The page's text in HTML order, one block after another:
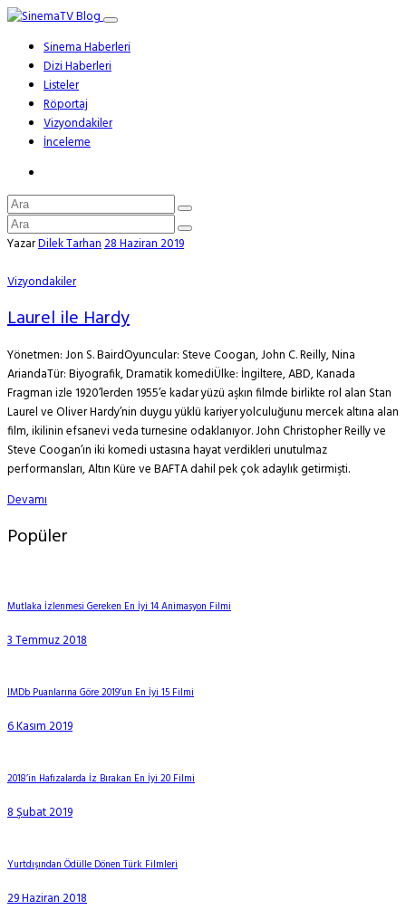
Sinema Haberleri
Dizi Haberleri
Listeler
Röportaj
Vizyondakiler
İnceleme
YazarDilek Tarhan28 Haziran 2019
Vizyondakiler
Laurel ile Hardy
Yönetmen: Jon S. BairdOyuncular: Steve Coogan, John C. Reilly, Nina
AriandaTür: Biyografik, Dramatik komediÜlke: İngiltere, ABD, Kanada
Fragman izle 1920’lerden 1955’e kadar yüzü aşkın filmde birlikte rol alan Stan
Laurel ve Oliver Hardy’nin duygu yüklü kariyer yolculuğunu mercek altına alan
film, ikilinin efsanevi veda turnesine odaklanıyor. John Christopher Reilly ve
Steve Coogan’ın iki komedi ustasına hayat verdikleri unutulmaz
performansları, Altın Küre ve BAFTA dahil pek çok adaylık getirmişti.
Devamı
Popüler
Mutlaka İzlenmesi Gereken En İyi 14 Animasyon Filmi
3 Temmuz 2018
IMDb Puanlarına Göre 2019’un En İyi 15 Filmi
6 Kasım 2019
2018’in Hafızalarda İz Bırakan En İyi 20 Filmi
8 Şubat 2019
Yurtdışından Ödülle Dönen Türk Filmleri
29 Haziran 2018